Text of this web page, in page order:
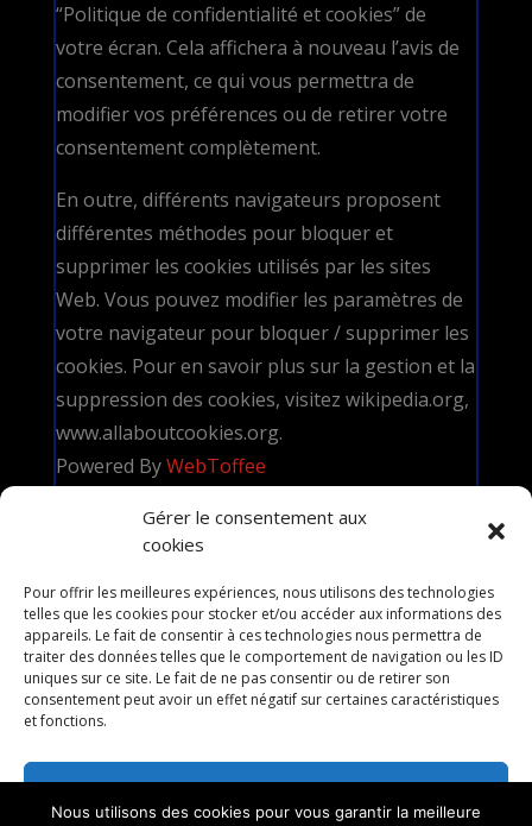
Gérer le consentement aux
cookies
Pour offrir les meilleures expériences, nous utilisons des technologies
telles que les cookies pour stocker et/ou accéder aux informations des
appareils. Le fait de consentir à ces technologies nous permettra de
traiter des données telles que le comportement de navigation ou les ID
uniques sur ce site. Le fait de ne pas consentir ou de retirer son
consentement peut avoir un effet négatif sur certaines caractéristiques
et fonctions.
Accepter
“Politique de confidentialité et cookies” de
votre écran. Cela affichera à nouveau l’avis de
consentement, ce qui vous permettra de
modifier vos préférences ou de retirer votre
consentement complètement.
En outre, différents navigateurs proposent
différentes méthodes pour bloquer et
supprimer les cookies utilisés par les sites
Web. Vous pouvez modifier les paramètres de
votre navigateur pour bloquer / supprimer les
cookies. Pour en savoir plus sur la gestion et la
suppression des cookies, visitez wikipedia.org,
www.allaboutcookies.org.
Powered ByWebToffee
Je contacte Nicolas l’Illusionniste
Contenus
Nous utilisons des cookies pour vous garantir la meilleure